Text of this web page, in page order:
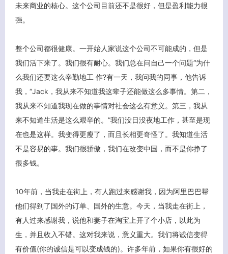
未来商业的核心。这个公司目前还不是很好，但是盈利能力很
强。
整个公司都很健康。一开始人家说这个公司不可能成的，但是
我们活下来了。我们很有耐心。我们总在问自己一个问题“为什
么我们还要这么辛勤地工 作?有一天，我问我的同事，他告诉
我，“Jack，我从来不知道我这辈子还能做这么多事情。第二，
我从来不知道我现在做的事情对社会这么有意义。第三，我从
来不知道生活是这么艰辛的。”我们没日没夜地工作，甚至是现
在也是这样。我变得更瘦了，而且长相更奇怪了。我知道生活
不是容易的事。我们很骄傲，我们在改变中国，而不是你挣了
很多钱。
10年前，当我走在街上，有人跑过来感谢我，因为阿里巴巴帮
他们得到了国外的订单、国外的生意。今天，当我走在街上，
有人过来感谢我，说他和妻子在淘宝上开了个小店，以此为
生，并且收入不错。这对我来说，意义重大。我们将诚信变得
有价值(你的诚信是可以变成钱的)。许多年前，如果你有很好的
关闭弹窗